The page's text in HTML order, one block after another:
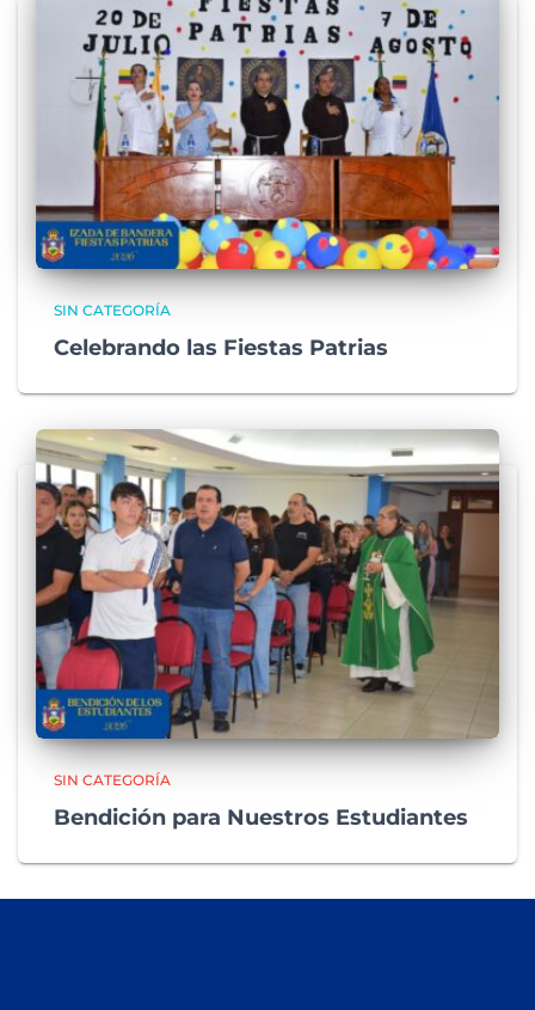
SIN CATEGORÍA
Celebrando las Fiestas Patrias
SIN CATEGORÍA
Bendición para Nuestros Estudiantes